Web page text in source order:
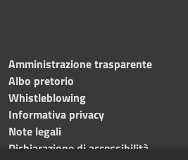
Amministrazione trasparente
Albo pretorio
Whistleblowing
Informativa privacy
Note legali
Dichiarazione di accessibilità